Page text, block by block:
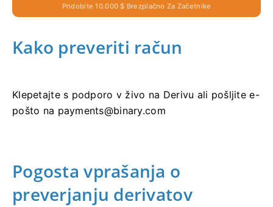
Pridobite 10.000 $ Brezplačno Za Začetnike
Kako preveriti račun
Klepetajte s podporo v živo na Derivu ali pošljite e-
pošto na payments@binary.com
Pogosta vprašanja o
preverjanju derivatov